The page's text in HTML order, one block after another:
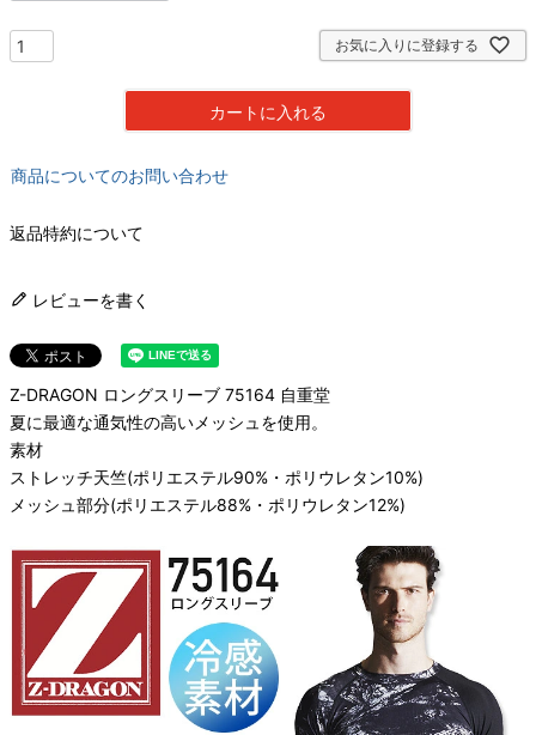
お気に入りに登録する
カートに入れる
商品についてのお問い合わせ
返品特約について
レビューを書く
Z-DRAGON ロングスリーブ 75164 自重堂
夏に最適な通気性の高いメッシュを使用。
素材
ストレッチ天竺(ポリエステル90%・ポリウレタン10%)
メッシュ部分(ポリエステル88%・ポリウレタン12%)